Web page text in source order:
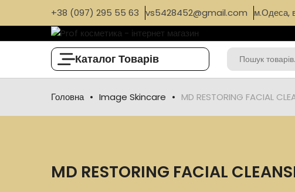
+38 (097) 295 55 63 vs5428452@gmail.com м.Одеса,
Каталог Товарів
Головна Image Skincare MD RESTORING FACIAL
MD RESTORING FACIAL